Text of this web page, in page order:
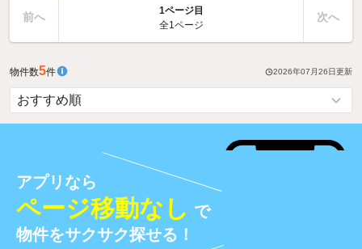
前へ
1ページ目
全1ページ
次へ
物件数5件 2026年07月26日更新
アプリなら
ページ移動なし で
物件をサクサク探せる！